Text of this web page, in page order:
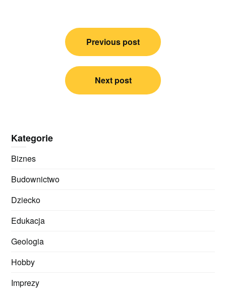
Nawigacja
Previous post
Next post
Kategorie
Biznes
Budownictwo
Dziecko
Edukacja
Geologia
Hobby
Imprezy